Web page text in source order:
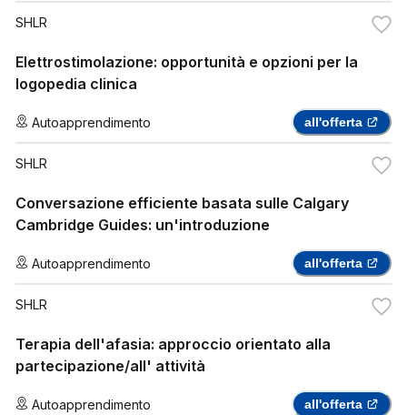
SHLR
Elettrostimolazione: opportunità e opzioni per la
logopedia clinica
Autoapprendimento all'offerta
SHLR
Conversazione efficiente basata sulle Calgary
Cambridge Guides: un'introduzione
Autoapprendimento all'offerta
SHLR
Terapia dell'afasia: approccio orientato alla
partecipazione/all' attività
Autoapprendimento all'offerta